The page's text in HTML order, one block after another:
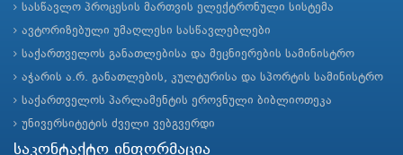
სასწავლო პროცესის მართვის ელექტრონული სისტემა
ავტორიზებული უმაღლესი სასწავლებლები
საქართველოს განათლებისა და მეცნიერების სამინისტრო
აჭარის ა.რ. განათლების, კულტურისა და სპორტის სამინისტრო
საქართველოს პარლამენტის ეროვნული ბიბლიოთეკა
უნივერსიტეტის ძველი ვებგვერდი
საკონტაქტო ინფორმაცია